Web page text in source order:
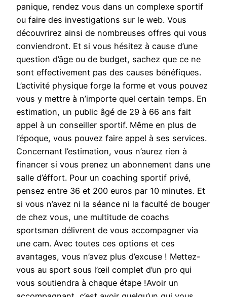
panique, rendez vous dans un complexe sportif
ou faire des investigations sur le web. Vous
découvrirez ainsi de nombreuses offres qui vous
conviendront. Et si vous hésitez à cause d’une
question d’âge ou de budget, sachez que ce ne
sont effectivement pas des causes bénéfiques.
L’activité physique forge la forme et vous pouvez
vous y mettre à n’importe quel certain temps. En
estimation, un public âgé de 29 à 66 ans fait
appel à un conseiller sportif. Même en plus de
l’époque, vous pouvez faire appel à ses services.
Concernant l’estimation, vous n’aurez rien à
financer si vous prenez un abonnement dans une
salle d’éffort. Pour un coaching sportif privé,
pensez entre 36 et 200 euros par 10 minutes. Et
si vous n’avez ni la séance ni la faculté de bouger
de chez vous, une multitude de coachs
sportsman délivrent de vous accompagner via
une cam. Avec toutes ces options et ces
avantages, vous n’avez plus d’excuse ! Mettez-
vous au sport sous l’œil complet d’un pro qui
vous soutiendra à chaque étape !Avoir un